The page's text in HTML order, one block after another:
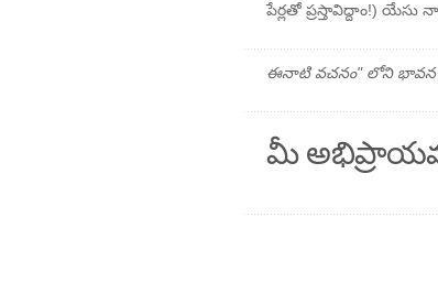
పేర్లతో ప్రస్తావిద్దాం!) యేసు
ఈనాటి వచనం" లోని భావన
మీ